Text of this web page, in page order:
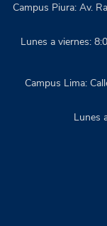
Campus Piura: Av.
Lunes a viernes:
Campus Lima:
Lunes